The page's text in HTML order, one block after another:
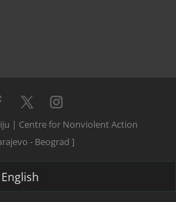
| Centre for Nonviolent Action
- Beograd ]
English